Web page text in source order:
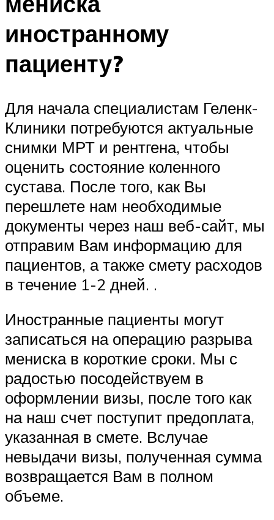
иностранному
пациенту?
Для начала специалистам Геленк-
Клиники потребуются актуальные
снимки МРТ и рентгена, чтобы
оценить состояние коленного
сустава. После того, как Вы
перешлете нам необходимые
документы через наш веб-сайт, мы
отправим Вам информацию для
пациентов, а также смету расходов
в течение 1-2 дней. .
Иностранные пациенты могут
записаться на операцию разрыва
мениска в короткие сроки. Мы с
радостью посодействуем в
оформлении визы, после того как
на наш счет поступит предоплата,
указанная в смете. Вслучае
невыдачи визы, полученная сумма
возвращается Вам в полном
объеме.